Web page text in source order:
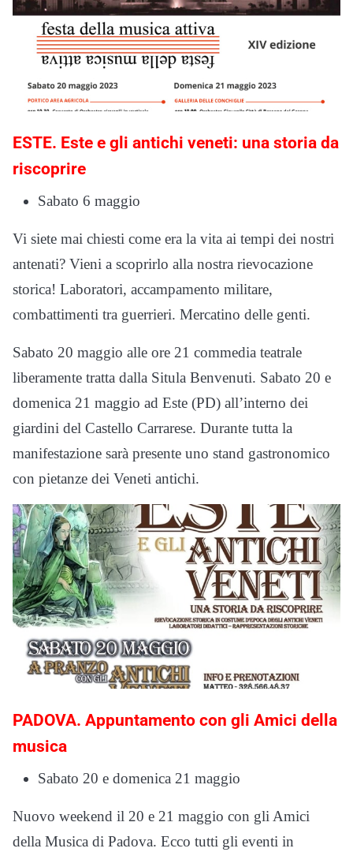
ESTE. Este e gli antichi veneti: una storia da
riscoprire
Sabato 6 maggio
Vi siete mai chiesti come era la vita ai tempi dei nostri
antenati? Vieni a scoprirlo alla nostra rievocazione
storica! Laboratori, accampamento militare,
combattimenti tra guerrieri. Mercatino delle genti.
Sabato 20 maggio alle ore 21 commedia teatrale
liberamente tratta dalla Situla Benvenuti. Sabato 20 e
domenica 21 maggio ad Este (PD) all’interno dei
giardini del Castello Carrarese. Durante tutta la
manifestazione sarà presente uno stand gastronomico
con pietanze dei Veneti antichi.
PADOVA. Appuntamento con gli Amici della
musica
Sabato 20 e domenica 21 maggio
Nuovo weekend il 20 e 21 maggio con gli Amici
della Musica di Padova. Ecco tutti gli eventi in